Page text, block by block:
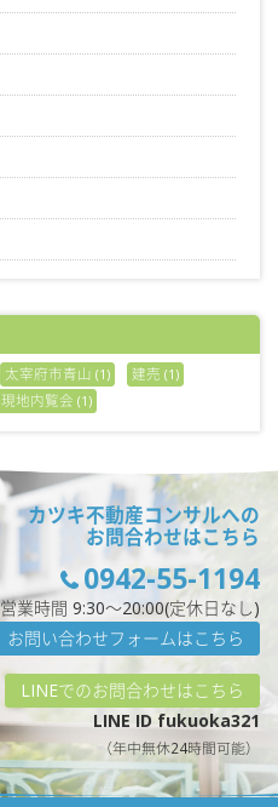
太宰府市青山 (1) 建売 (1)
現地内覧会 (1)
カツキ不動産コンサルへの
お問合わせはこちら
0942-55-1194
営業時間 9:30〜20:00(定休日なし)
お問い合わせフォームはこちら
LINEでのお問合わせはこちら
LINE ID fukuoka321
（年中無休24時間可能）